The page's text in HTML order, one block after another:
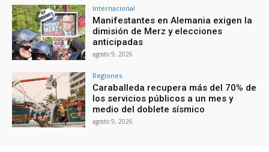
Internacional
Manifestantes en Alemania exigen la
dimisión de Merz y elecciones
anticipadas
agosto 9, 2026
Regiones
Caraballeda recupera más del 70% de
los servicios públicos a un mes y
medio del doblete sísmico
agosto 9, 2026